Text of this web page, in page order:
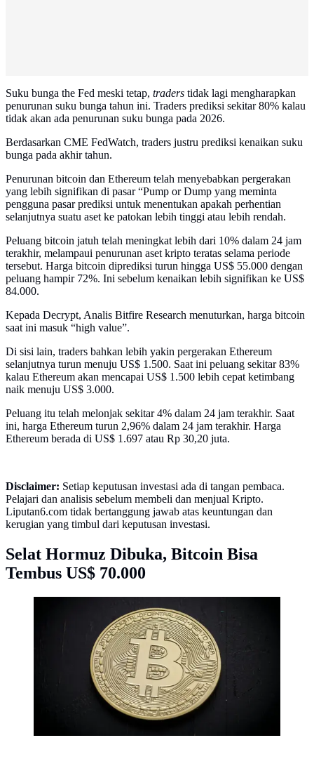
Suku bunga the Fed meski tetap, traders tidak lagi mengharapkan
penurunan suku bunga tahun ini. Traders prediksi sekitar 80% kalau
tidak akan ada penurunan suku bunga pada 2026.
Berdasarkan CME FedWatch, traders justru prediksi kenaikan suku
bunga pada akhir tahun.
Penurunan bitcoin dan Ethereum telah menyebabkan pergerakan
yang lebih signifikan di pasar “Pump or Dump yang meminta
pengguna pasar prediksi untuk menentukan apakah perhentian
selanjutnya suatu aset ke patokan lebih tinggi atau lebih rendah.
Peluang bitcoin jatuh telah meningkat lebih dari 10% dalam 24 jam
terakhir, melampaui penurunan aset kripto teratas selama periode
tersebut. Harga bitcoin diprediksi turun hingga US$ 55.000 dengan
peluang hampir 72%. Ini sebelum kenaikan lebih signifikan ke US$
84.000.
Kepada Decrypt, Analis Bitfire Research menuturkan, harga bitcoin
saat ini masuk “high value”.
Di sisi lain, traders bahkan lebih yakin pergerakan Ethereum
selanjutnya turun menuju US$ 1.500. Saat ini peluang sekitar 83%
kalau Ethereum akan mencapai US$ 1.500 lebih cepat ketimbang
naik menuju US$ 3.000.
Peluang itu telah melonjak sekitar 4% dalam 24 jam terakhir. Saat
ini, harga Ethereum turun 2,96% dalam 24 jam terakhir. Harga
Ethereum berada di US$ 1.697 atau Rp 30,20 juta.
Disclaimer: Setiap keputusan investasi ada di tangan pembaca.
Pelajari dan analisis sebelum membeli dan menjual Kripto.
Liputan6.com tidak bertanggung jawab atas keuntungan dan
kerugian yang timbul dari keputusan investasi.
Selat Hormuz Dibuka, Bitcoin Bisa
Tembus US$ 70.000
Ilustrasi Bitcoin. (Foto: Unsplash/Thought Catalog)